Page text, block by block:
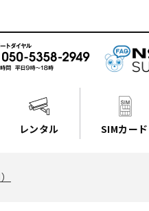
レンタル SIMカード